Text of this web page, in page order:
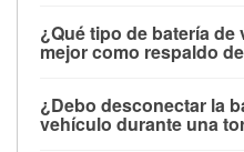
contar con un equipo de
cortes prolongados.
parte baja del
dañarse si se sumergen,
días después de la
¿Qué tipo de batería
mejor como respaldo
para aplicaciones de
selladas, resistentes a las
¿Debo desconectar la
vehículo durante una